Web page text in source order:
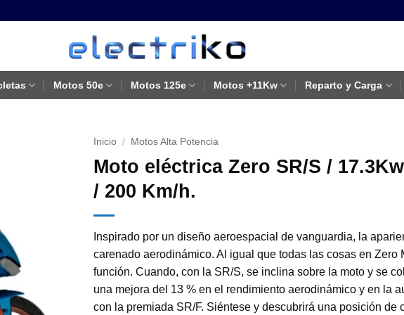
Motos 50e Motos 125e Motos +11Kw Reparto y Carga
Inicio / Motos Alta Potencia
Moto eléctrica Zero SR/S /
/ 200 Km/h.
Inspirado por un diseño aeroespacial de vanguardia, la
carenado aerodinámico. Al igual que todas las cosas en Zero
función. Cuando, con la SR/S, se inclina sobre la moto y se
una mejora del 13 % en el rendimiento aerodinámico y en la
con la premiada SR/F. Siéntese y descubrirá una posición de